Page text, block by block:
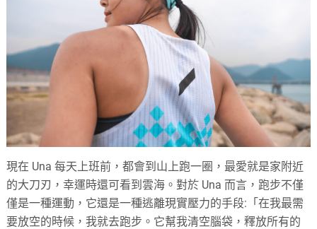
現在 Una 每天上班前，都會到山上跑一圈，最愛就是家附近
的大刀刃，幸運時還可看到雲海。對於 Una 而言，跑步不僅
僅是一種運動，它還是一種逃離現實壓力的手段:「在我最需
要放空的時候，我就去跑步。它幫我清空腦袋，釋放所有的